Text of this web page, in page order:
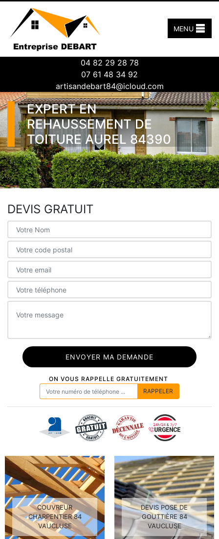
04 82 29 28 78
07 61 48 34 92
artisandebart84@icloud.com
MENU
EXPERT EN
REHAUSSEMENT DE
TOITURE AUREL 84390
DEVIS GRATUIT
ON VOUS RAPPELLE GRATUITEMENT
COUVREUR
CHARPENTIER 84
VAUCLUSE
DEVIS POSE DE
GOUTTIÈRE 84
VAUCLUSE